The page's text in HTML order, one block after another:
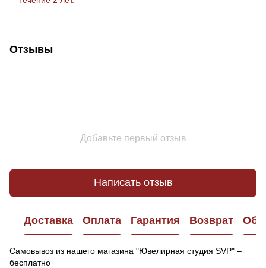
Отзывы
Добавьте первый отзыв
Написать отзыв
Доставка Оплата Гарантия Возврат
Самовывоз из нашего магазина "Ювелирная студия SVP" –
бесплатно